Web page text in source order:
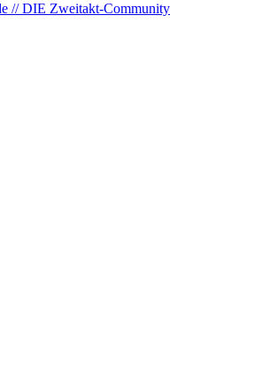
// DIE Zweitakt-Community